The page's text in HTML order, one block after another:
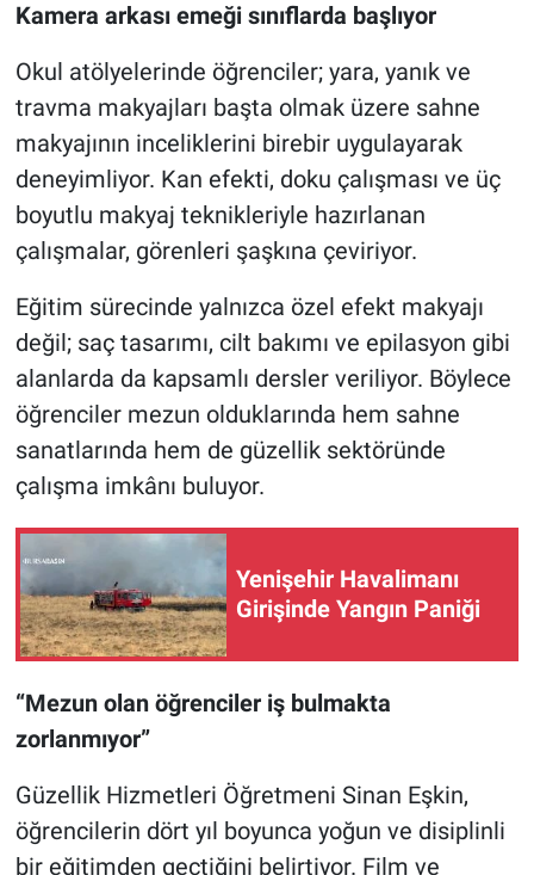
Kamera arkası emeği sınıflarda başlıyor
Okul atölyelerinde öğrenciler; yara, yanık ve
travma makyajları başta olmak üzere sahne
makyajının inceliklerini birebir uygulayarak
deneyimliyor. Kan efekti, doku çalışması ve üç
boyutlu makyaj teknikleriyle hazırlanan
çalışmalar, görenleri şaşkına çeviriyor.
Eğitim sürecinde yalnızca özel efekt makyajı
değil; saç tasarımı, cilt bakımı ve epilasyon gibi
alanlarda da kapsamlı dersler veriliyor. Böylece
öğrenciler mezun olduklarında hem sahne
sanatlarında hem de güzellik sektöründe
çalışma imkânı buluyor.
Yenişehir Havalimanı
Girişinde Yangın Paniği
“Mezun olan öğrenciler iş bulmakta
zorlanmıyor”
Güzellik Hizmetleri Öğretmeni Sinan Eşkin,
öğrencilerin dört yıl boyunca yoğun ve disiplinli
bir eğitimden geçtiğini belirtiyor. Film ve